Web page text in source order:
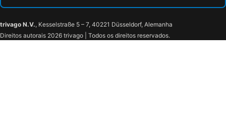
trivago N.V., Kesselstraße 5 – 7, 40221 Düsseldorf, Alemanha
Direitos autorais 2026 trivago | Todos os direitos reservados.